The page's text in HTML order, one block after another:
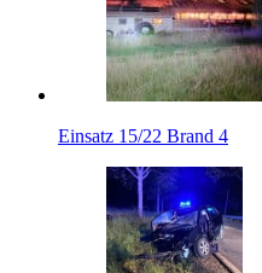
Einsatz 15/22 Brand 4